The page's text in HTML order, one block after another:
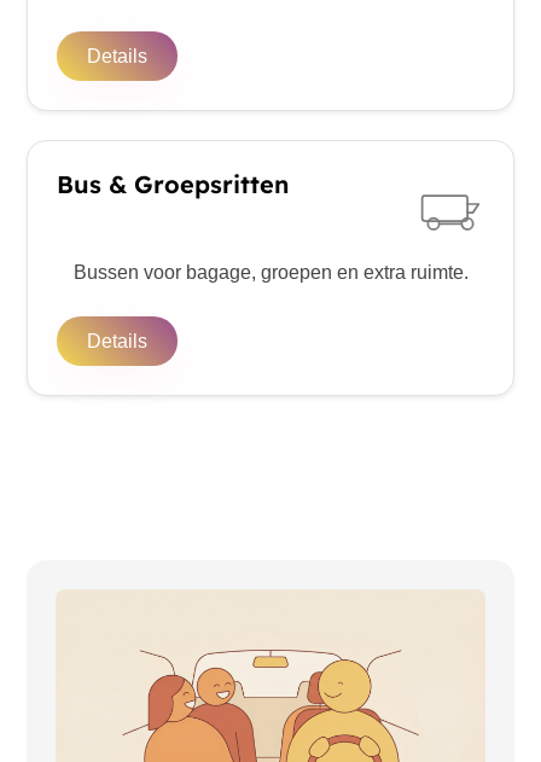
Details
Bus & Groepsritten
Bussen voor bagage, groepen en extra ruimte.
Details